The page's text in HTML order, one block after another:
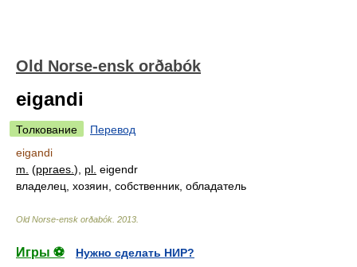
Old Norse-ensk orðabók
eigandi
Толкование
Перевод
eigandi
m. (ppraes. ), pl. eigendr
владелец, хозяин, собственник, обладатель
Old Norse-ensk orðabók 2013
Игры ⚽
Нужно сделать НИР?